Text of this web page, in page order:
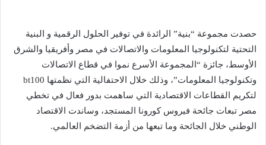
حصدت مجموعة “بنية” الرائدة في توفير الحلول الرقمية و البنية
التحتية لتكنولوجيا المعلومات والاتصالات في مصر وأفريقيا والشرق
الأوسط، جائزة “المجموعة الأسرع نموا في قطاع الاتصالات
وتكنولوجيا المعلومات”، وذلك خلال الاحتفالية التي نظمتها bt100
لتكريم القطاعات الاقتصادية التي ساهمت بدور فعال في تخطي
مصر تبعات جائحة فيروس كورونا المستجد، وساندت الاقتصاد
الوطني خلال الجائحة وما تبعها من أزمة التضخم العالمي.